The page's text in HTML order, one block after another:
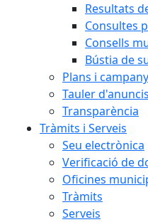
Resultats
Consultes
Consells
Bústia de
Plans i
Tauler d'anuncis
Transparència
Tràmits i Serveis
Seu electrònica
Verificació de
Oficines
Tràmits
Serveis